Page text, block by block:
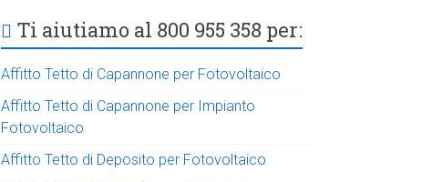
Ti aiutiamo al 800 955 358 per:
Affitto Tetto di Capannone per Fotovoltaico
Affitto Tetto di Capannone per Impianto
Fotovoltaico
Affitto Tetto di Deposito per Fotovoltaico